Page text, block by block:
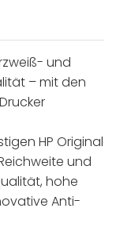
und
– mit den
HP Original
und
hohe
Anti-